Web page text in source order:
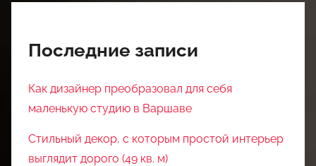
Последние записи
Как дизайнер преобразовал для себя
маленькую студию в Варшаве
Стильный декор, с которым простой интерьер
выглядит дорого (49 кв. м)